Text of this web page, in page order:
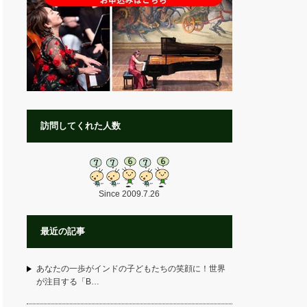
訪問してくれた人数
Since 2009.7.26
最近の記事
あなたの一歩がインドの子どもたちの笑顔に！世界
が注目する「B…